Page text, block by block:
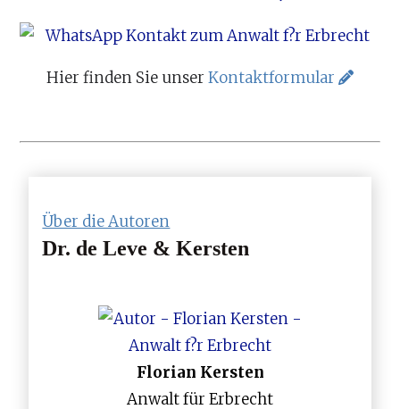
Hier finden Sie unser Kontaktformular
Über die Autoren
Dr. de Leve & Kersten
Florian Kersten
Anwalt für Erbrecht